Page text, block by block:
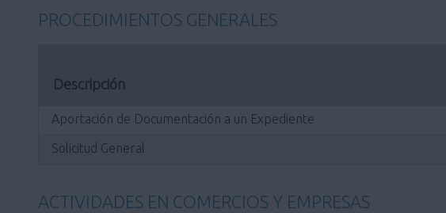
PROCEDIMIENTOS GENERALES
Descripción
Aportación de Documentación a un Expediente
Solicitud General
ACTIVIDADES EN COMERCIOS Y EMPRESAS